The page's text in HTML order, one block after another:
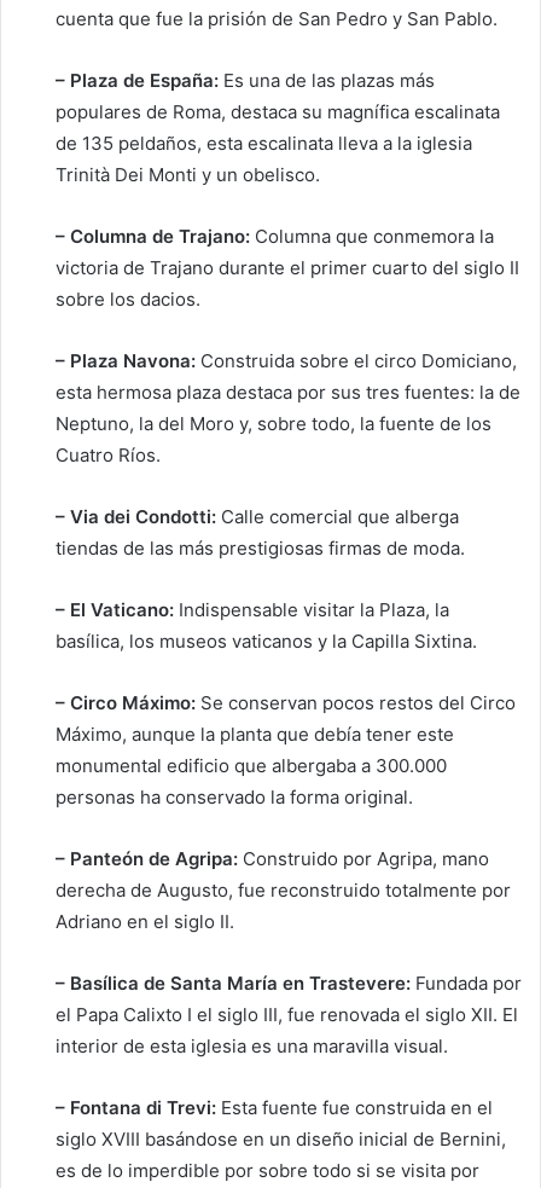
cuenta que fue la prisión de San Pedro y San Pablo.
– Plaza de España: Es una de las plazas más
populares de Roma, destaca su magnífica escalinata
de 135 peldaños, esta escalinata lleva a la iglesia
Trinità Dei Monti y un obelisco.
– Columna de Trajano: Columna que conmemora la
victoria de Trajano durante el primer cuarto del siglo II
sobre los dacios.
– Plaza Navona: Construida sobre el circo Domiciano,
esta hermosa plaza destaca por sus tres fuentes: la de
Neptuno, la del Moro y, sobre todo, la fuente de los
Cuatro Ríos.
– Via dei Condotti: Calle comercial que alberga
tiendas de las más prestigiosas firmas de moda.
– El Vaticano: Indispensable visitar la Plaza, la
basílica, los museos vaticanos y la Capilla Sixtina.
– Circo Máximo: Se conservan pocos restos del Circo
Máximo, aunque la planta que debía tener este
monumental edificio que albergaba a 300.000
personas ha conservado la forma original.
– Panteón de Agripa: Construido por Agripa, mano
derecha de Augusto, fue reconstruido totalmente por
Adriano en el siglo II.
– Basílica de Santa María en Trastevere: Fundada por
el Papa Calixto I el siglo III, fue renovada el siglo XII. El
interior de esta iglesia es una maravilla visual.
– Fontana di Trevi: Esta fuente fue construida en el
siglo XVIII basándose en un diseño inicial de Bernini,
es de lo imperdible por sobre todo si se visita por